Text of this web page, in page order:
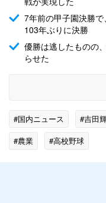
7年前の甲子園決勝で
103年ぶりに決勝
優勝は逃したものの
らせた
#国内ニュース #吉田
#農業
#高校野球